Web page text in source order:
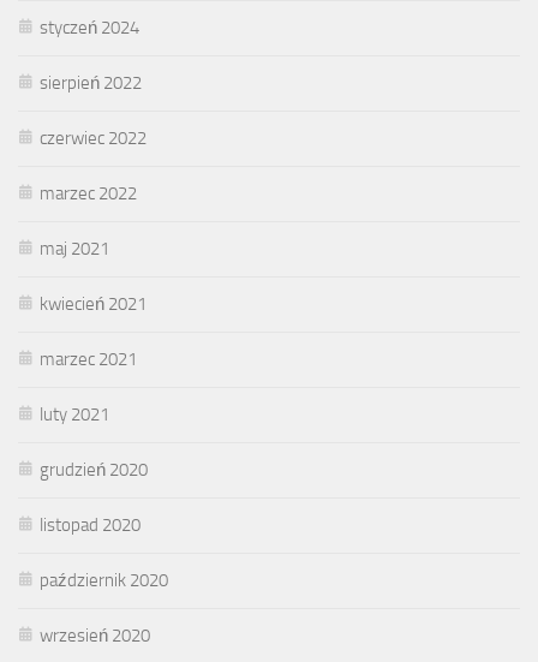
styczeń 2024
sierpień 2022
czerwiec 2022
marzec 2022
maj 2021
kwiecień 2021
marzec 2021
luty 2021
grudzień 2020
listopad 2020
październik 2020
wrzesień 2020